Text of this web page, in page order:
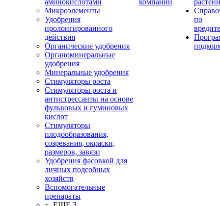
аминокислотами
Микроэлементы
Удобрения
пролонгированного
действия
Органические удобрения
Органоминеральные
удобрения
Минеральные удобрения
Стимуляторы роста
Стимуляторы роста и
антистрессанты на основе
фульвовых и гуминовых
кислот
Стимуляторы
плодообразования,
созревания, окраски,
размеров, завязи
Удобрения фасовкой для
личных подсобных
хозяйств
Вспомогательные
препараты
компании
по